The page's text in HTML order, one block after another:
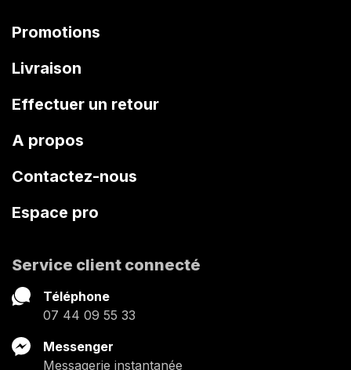
Promotions
Livraison
Effectuer un retour
A propos
Contactez-nous
Espace pro
Service client connecté
Téléphone
07 44 09 55 33
Messenger
Messagerie instantanée